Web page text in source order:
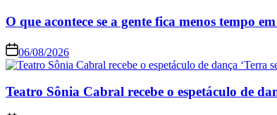
O que acontece se a gente fica menos tempo
06/08/2026
Teatro Sônia Cabral recebe o espetáculo de